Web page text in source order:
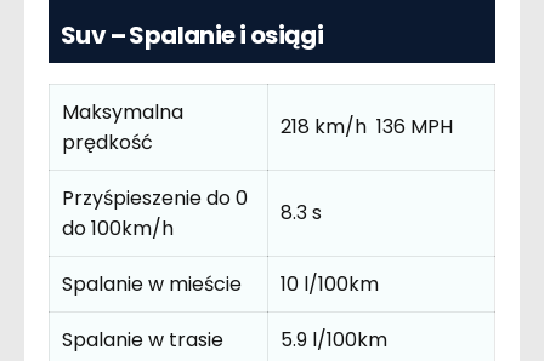
Suv – Spalanie i osiągi
Maksymalna
prędkość
218 km/h 136 MPH
Przyśpieszenie do 0
do 100km/h
8.3 s
Spalanie w mieście
10 l/100km
Spalanie w trasie
5.9 l/100km